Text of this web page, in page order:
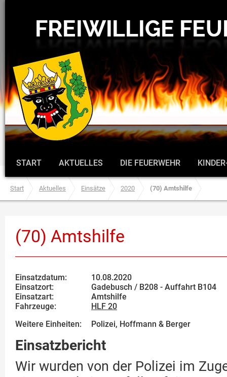
START AKTUELLES DIE FEUERWEHR
Start Aktuelles Einsätze 2020 (70) Amtshilfe
(70) Amtshilfe
Einsatzdatum:
10.08.2020
Einsatzort:
Gadebusch / B208 - Auffahrt B104
Einsatzart:
Amtshilfe
Fahrzeuge:
HLF 20
Weitere Einheiten:
Polizei, Hoffmann & Berger
Einsatzbericht
Wir wurden von der Polizei im